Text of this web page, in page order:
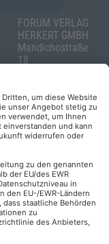
FORUM VERLAG
HERKERT GMBH
Mandichostraße
18
Telefon: +49
(0)8233 381-123
Telefax: +49
(0)8233 381-222
E-Mail:
herkert.de
Zahlung per
Rechnung